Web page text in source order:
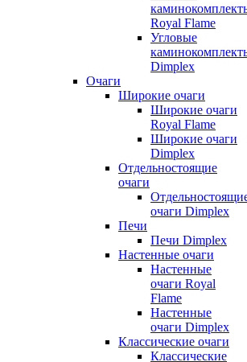
Royal Flame
Угловые
Dimplex
Очаги
Широкие очаги
Широкие очаги
Royal Flame
Широкие очаги
Dimplex
Отдельностоящие
очаги
очаги Dimplex
Печи
Печи Dimplex
Настенные очаги
Настенные
очаги Royal
Flame
Настенные
очаги Dimplex
Классические очаги
Классические